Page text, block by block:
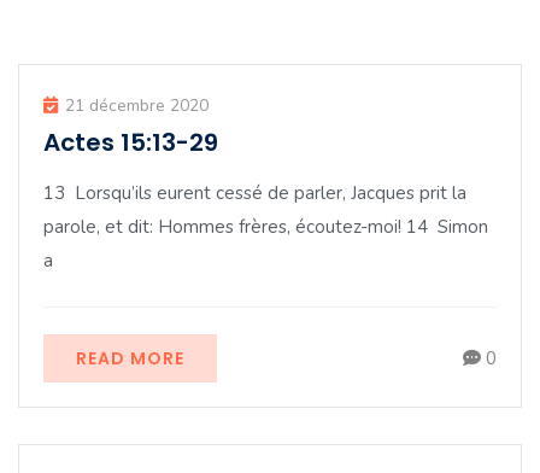
21 décembre 2020
Actes 15:13-29
13 Lorsqu’ils eurent cessé de parler, Jacques prit la
parole, et dit: Hommes frères, écoutez-moi! 14 Simon
a
READ MORE 0